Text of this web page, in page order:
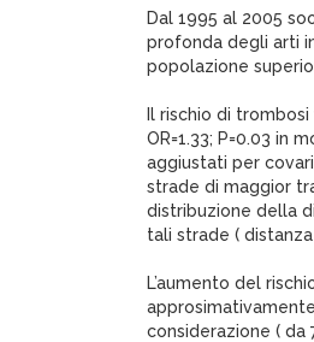
Dal 1995 al 2005
profonda degli arti
popolazione
Il rischio di
OR=1.33; P=0.03 in
aggiustati per
strade di maggior
distribuzione della
tali strade (
L’aumento del
considerazione ( da